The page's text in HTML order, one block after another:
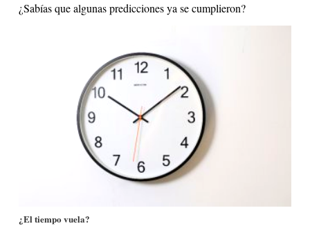
¿Sabías que algunas predicciones ya se cumplieron?
¿El tiempo vuela?